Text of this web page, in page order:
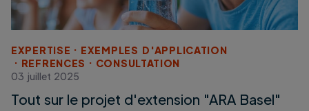
EXPERTISE
EXEMPLES D'APPLICATION
REFRENCES
CONSULTATION
03 juillet 2025
Tout sur le projet d'extension "ARA Basel"